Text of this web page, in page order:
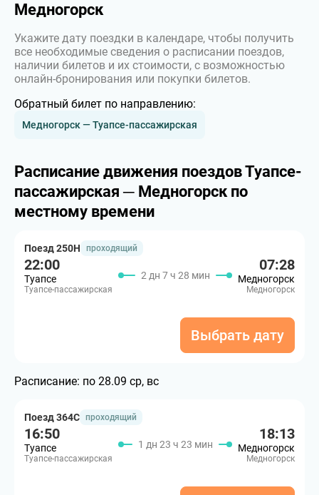
Медногорск
Укажите дату поездки в календаре, чтобы получить
все необходимые сведения о расписании поездов,
наличии билетов и их стоимости, с возможностью
онлайн-бронирования или покупки билетов.
Обратный билет по направлению:
Медногорск — Туапсе-пассажирская
Расписание движения поездов Туапсе-
пассажирская ─ Медногорск по
местному времени
Поезд 250Н проходящий
22:00
Туапсе
Туапсе-пассажирская
2 дн 7 ч 28 мин
07:28
Медногорск
Медногорск
Выбрать дату
Расписание: по 28.09 ср, вс
Поезд 364С проходящий
16:50
Туапсе
Туапсе-пассажирская
1 дн 23 ч 23 мин
18:13
Медногорск
Медногорск